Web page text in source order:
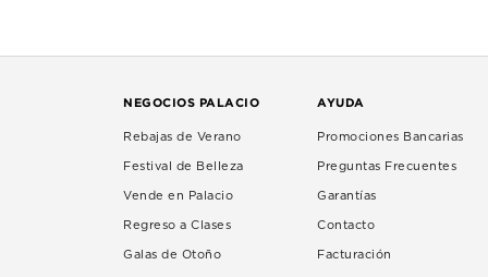
NEGOCIOS PALACIO
Rebajas de Verano
Festival de Belleza
Vende en Palacio
Regreso a Clases
Galas de Otoño
AYUDA
Promociones Bancarias
Preguntas Frecuentes
Garantías
Contacto
Facturación